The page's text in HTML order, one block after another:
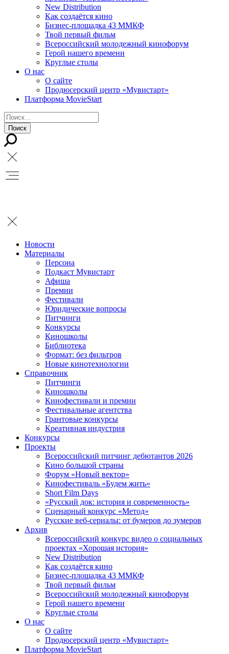
New Distribution
Как создаётся кино
Бизнес-площадка 43 ММКФ
Твой первый фильм
Всероссийский молодежный кинофорум
Герой нашего времени
Круглые столы
О нас
О сайте
Продюсерский центр «Мувистарт»
Платформа MovieStart
Новости
Материалы
Персона
Подкаст Мувистарт
Афиша
Премии
Фестивали
Юридические вопросы
Питчинги
Конкурсы
Киношколы
Библиотека
Формат: без фильтров
Новые кинотехнологии
Справочник
Питчинги
Киношколы
Кинофестивали и премии
Фестивальные агентства
Грантовые конкурсы
Креативная индустрия
Конкурсы
Проекты
Всероссийский питчинг дебютантов 2026
Кино большой страны
Форум «Новый вектор»
Кинофестиваль «Будем жить»
Short Film Days
«Русский док: история и современность»
Сценарный конкурс «Метод»
Русские веб-сериалы: от бумеров до зумеров
Архив
Всероссийский конкурс видео о социальных
проектах «Хорошая история»
New Distribution
Как создаётся кино
Бизнес-площадка 43 ММКФ
Твой первый фильм
Всероссийский молодежный кинофорум
Герой нашего времени
Круглые столы
О нас
О сайте
Продюсерский центр «Мувистарт»
Платформа MovieStart